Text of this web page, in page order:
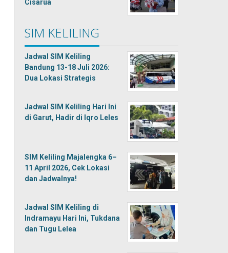
Cisarua
SIM KELILING
Jadwal SIM Keliling
Bandung 13-18 Juli 2026:
Dua Lokasi Strategis
Jadwal SIM Keliling Hari Ini
di Garut, Hadir di Iqro Leles
SIM Keliling Majalengka 6–
11 April 2026, Cek Lokasi
dan Jadwalnya!
Jadwal SIM Keliling di
Indramayu Hari Ini, Tukdana
dan Tugu Lelea